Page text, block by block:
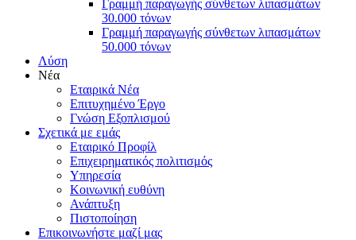
Γραμμή παραγωγής σύνθετων λιπασμάτων
30.000 τόνων
Γραμμή παραγωγής σύνθετων λιπασμάτων
50.000 τόνων
Λύση
Νέα
Εταιρικά Νέα
Επιτυχημένο Έργο
Γνώση Εξοπλισμού
Σχετικά με εμάς
Εταιρικό Προφίλ
Επιχειρηματικός πολιτισμός
Υπηρεσία
Κοινωνική ευθύνη
Ανάπτυξη
Πιστοποίηση
Επικοινωνήστε μαζί μας